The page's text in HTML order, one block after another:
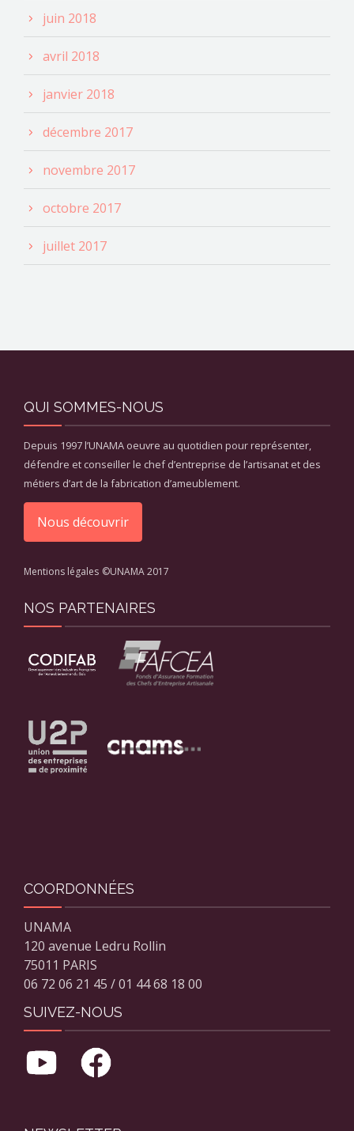
juin 2018
avril 2018
janvier 2018
décembre 2017
novembre 2017
octobre 2017
juillet 2017
QUI SOMMES-NOUS
Depuis 1997 l’UNAMA oeuvre au quotidien pour représenter,
défendre et conseiller le chef d’entreprise de l’artisanat et des
métiers d’art de la fabrication d’ameublement.
Nous découvrir
Mentions légales ©UNAMA 2017
NOS PARTENAIRES
COORDONNÉES
UNAMA
120 avenue Ledru Rollin
75011 PARIS
06 72 06 21 45 / 01 44 68 18 00
SUIVEZ-NOUS